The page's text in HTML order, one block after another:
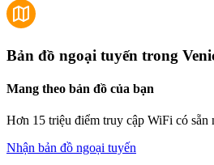
Bản đồ ngoại tuyến trong
Mang theo bản đồ của bạn
Hơn 15 triệu điểm truy cập WiFi có sẵn
Nhận bản đồ ngoại tuyến